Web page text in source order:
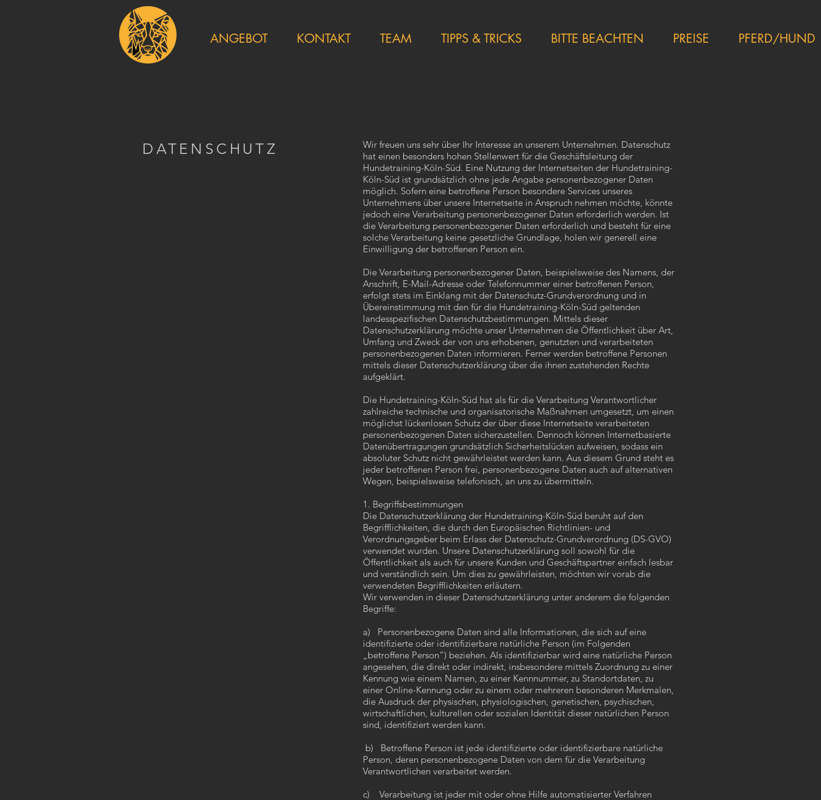
ANGEBOT KONTAKT TEAM TIPPS & TRICKS BITTE BEACHTEN PREISE PFERD/HUND
DATENSCHUTZ
Wir freuen uns sehr über Ihr Interesse an unserem Unternehmen. Datenschutz
hat einen besonders hohen Stellenwert für die Geschäftsleitung der
Hundetraining-Köln-Süd. Eine Nutzung der Internetseiten der Hundetraining-
Köln-Süd ist grundsätzlich ohne jede Angabe personenbezogener Daten
möglich. Sofern eine betroffene Person besondere Services unseres
Unternehmens über unsere Internetseite in Anspruch nehmen möchte, könnte
jedoch eine Verarbeitung personenbezogener Daten erforderlich werden. Ist
die Verarbeitung personenbezogener Daten erforderlich und besteht für eine
solche Verarbeitung keine gesetzliche Grundlage, holen wir generell eine
Einwilligung der betroffenen Person ein.
Die Verarbeitung personenbezogener Daten, beispielsweise des Namens, der
Anschrift, E-Mail-Adresse oder Telefonnummer einer betroffenen Person,
erfolgt stets im Einklang mit der Datenschutz-Grundverordnung und in
Übereinstimmung mit den für die Hundetraining-Köln-Süd geltenden
landesspezifischen Datenschutzbestimmungen. Mittels dieser
Datenschutzerklärung möchte unser Unternehmen die Öffentlichkeit über Art,
Umfang und Zweck der von uns erhobenen, genutzten und verarbeiteten
personenbezogenen Daten informieren. Ferner werden betroffene Personen
mittels dieser Datenschutzerklärung über die ihnen zustehenden Rechte
aufgeklärt.
Die Hundetraining-Köln-Süd hat als für die Verarbeitung Verantwortlicher
zahlreiche technische und organisatorische Maßnahmen umgesetzt, um einen
möglichst lückenlosen Schutz der über diese Internetseite verarbeiteten
personenbezogenen Daten sicherzustellen. Dennoch können Internetbasierte
Datenübertragungen grundsätzlich Sicherheitslücken aufweisen, sodass ein
absoluter Schutz nicht gewährleistet werden kann. Aus diesem Grund steht es
jeder betroffenen Person frei, personenbezogene Daten auch auf alternativen
Wegen, beispielsweise telefonisch, an uns zu übermitteln.
1. Begriffsbestimmungen
Die Datenschutzerklärung der Hundetraining-Köln-Süd beruht auf den
Begrifflichkeiten, die durch den Europäischen Richtlinien- und
Verordnungsgeber beim Erlass der Datenschutz-Grundverordnung (DS-GVO)
verwendet wurden. Unsere Datenschutzerklärung soll sowohl für die
Öffentlichkeit als auch für unsere Kunden und Geschäftspartner einfach lesbar
und verständlich sein. Um dies zu gewährleisten, möchten wir vorab die
verwendeten Begrifflichkeiten erläutern.
Wir verwenden in dieser Datenschutzerklärung unter anderem die folgenden
Begriffe:
a) Personenbezogene Daten sind alle Informationen, die sich auf eine
identifizierte oder identifizierbare natürliche Person (im Folgenden
„betroffene Person“) beziehen. Als identifizierbar wird eine natürliche Person
angesehen, die direkt oder indirekt, insbesondere mittels Zuordnung zu einer
Kennung wie einem Namen, zu einer Kennnummer, zu Standortdaten, zu
einer Online-Kennung oder zu einem oder mehreren besonderen Merkmalen,
die Ausdruck der physischen, physiologischen, genetischen, psychischen,
wirtschaftlichen, kulturellen oder sozialen Identität dieser natürlichen Person
sind, identifiziert werden kann.
b) Betroffene Person ist jede identifizierte oder identifizierbare natürliche
Person, deren personenbezogene Daten von dem für die Verarbeitung
Verantwortlichen verarbeitet werden.
c) Verarbeitung ist jeder mit oder ohne Hilfe automatisierter Verfahren